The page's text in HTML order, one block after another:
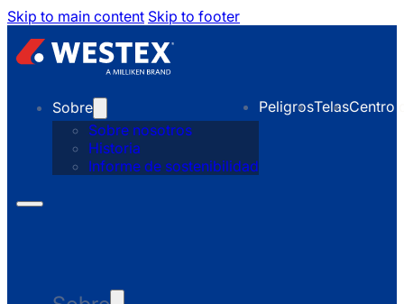
Skip to main content Skip to footer
Sobre
Sobre nosotros
Historia
Informe de sostenibilidad
PeligrosTelasCentro